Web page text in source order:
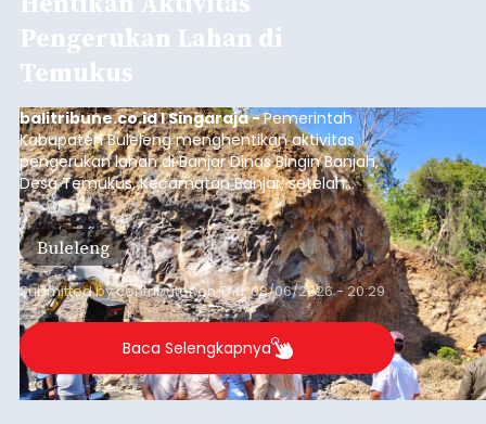
Pengerukan Lahan di
Temukus
balitribune.co.id I Singaraja -Pemerintah
Kabupaten Buleleng menghentikan aktivitas
pengerukan lahan di Banjar Dinas Bingin Banjah,
Desa Temukus, Kecamatan Banjar, setelah
ditemukan indikasi kegiatan pengambilan
material yang tidak sesuai dengan peruntukan
kawasan.
Buleleng
Submitted bycontributoronThu, 08/06/2026 - 20:29
Baca Selengkapnya